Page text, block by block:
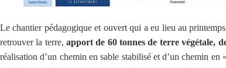
Le chantier pédagogique et ouvert qui a eu lieu au
retrouver la terre,apport de 60 tonnes de terre végétale,
réalisation d’un chemin en sable stabilisé et d’un chemin